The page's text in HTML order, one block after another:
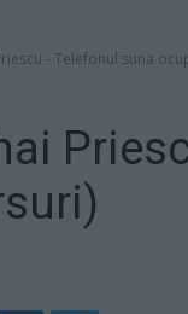
- Telefonul suna